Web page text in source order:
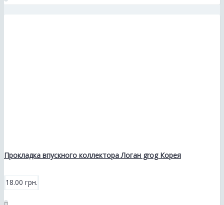
Прокладка впускного коллектора Логан grog Корея
18.00 грн.